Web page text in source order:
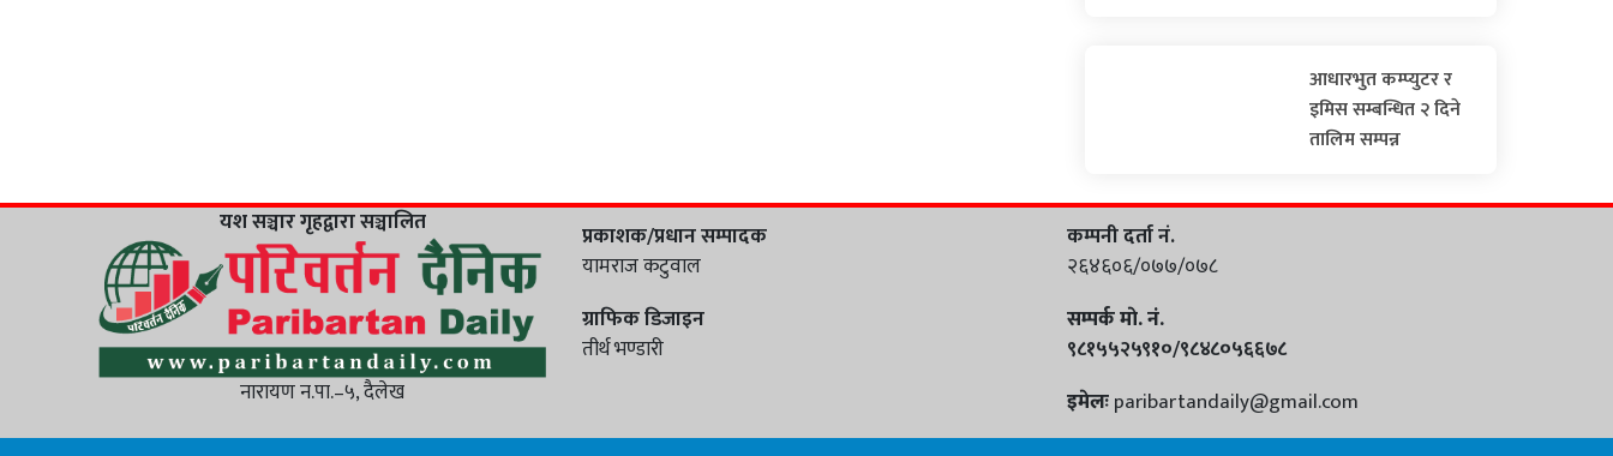
आधारभुत कम्प्युटर र
इमिस सम्बन्धित २ दिने
तालिम सम्पन्न
यश सञ्चार गृहद्वारा सञ्चालित
नारायण न.पा.–५, दैलेख
प्रकाशक/प्रधान सम्पादक
यामराज कटुवाल
ग्राफिक डिजाइन
तीर्थ भण्डारी
कम्पनी दर्ता नं.
२६४६०६/०७७/०७८
सम्पर्क माे. नं.
९८१५५२५९१०/९८४८०५६६७८
इमेलःparibartandaily@gmail.com